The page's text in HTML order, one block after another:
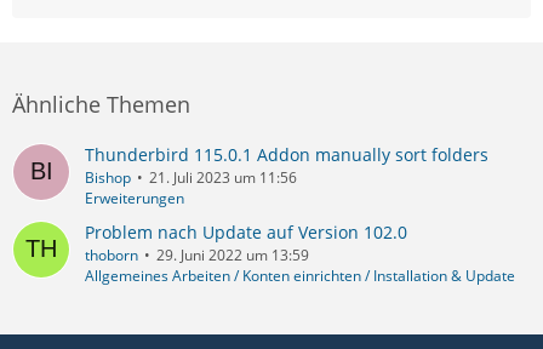
Ähnliche Themen
Thunderbird 115.0.1 Addon manually sort folders
Bishop
21. Juli 2023 um 11:56
Erweiterungen
Problem nach Update auf Version 102.0
thoborn
29. Juni 2022 um 13:59
Allgemeines Arbeiten / Konten einrichten / Installation & Update